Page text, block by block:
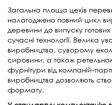
Загальна площа цехів
налагоджено повний цикл
деревини до випуску
сучасні технології. Велика
виробництва, суворому
сировини, а також
фурнітури від компаній-
виробництва дозволяють
формату.